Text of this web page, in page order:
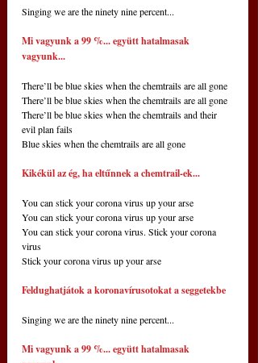
Singing we are the ninety nine percent...
Mi vagyunk a 99 %... együtt hatalmasak
vagyunk...
There’ll be blue skies when the chemtrails are all gone
There’ll be blue skies when the chemtrails are all gone
There’ll be blue skies when the chemtrails and their
evil plan fails
Blue skies when the chemtrails are all gone
Kikékül az ég, ha eltűnnek a chemtrail-ek...
You can stick your corona virus up your arse
You can stick your corona virus up your arse
You can stick your corona virus. Stick your corona
virus
Stick your corona virus up your arse
Feldughatjátok a koronavírusotokat a seggetekbe
Singing we are the ninety nine percent...
Mi vagyunk a 99 %... együtt hatalmasak